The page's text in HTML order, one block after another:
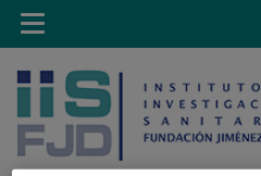
Saltar al contenido
Toggle
navigation